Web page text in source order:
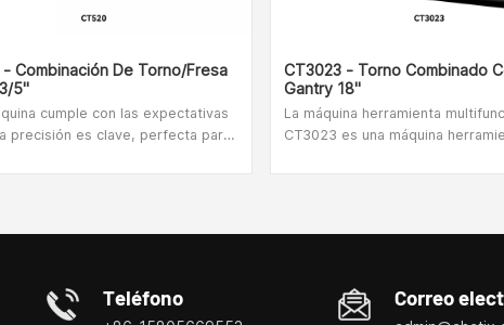
Combinación De Torno/fresa
5"
cumple con las expectativas
precisión es clave, perfecta para
Taladrado, fresado y torneado
CT3023 - Torno Combinado
Gantry 18"
La máquina herramienta
CT3023 es una máquina
funciones de máquinas
(pedido especial de rosca en
máquina multifunción CT3023
Teléfono Correo